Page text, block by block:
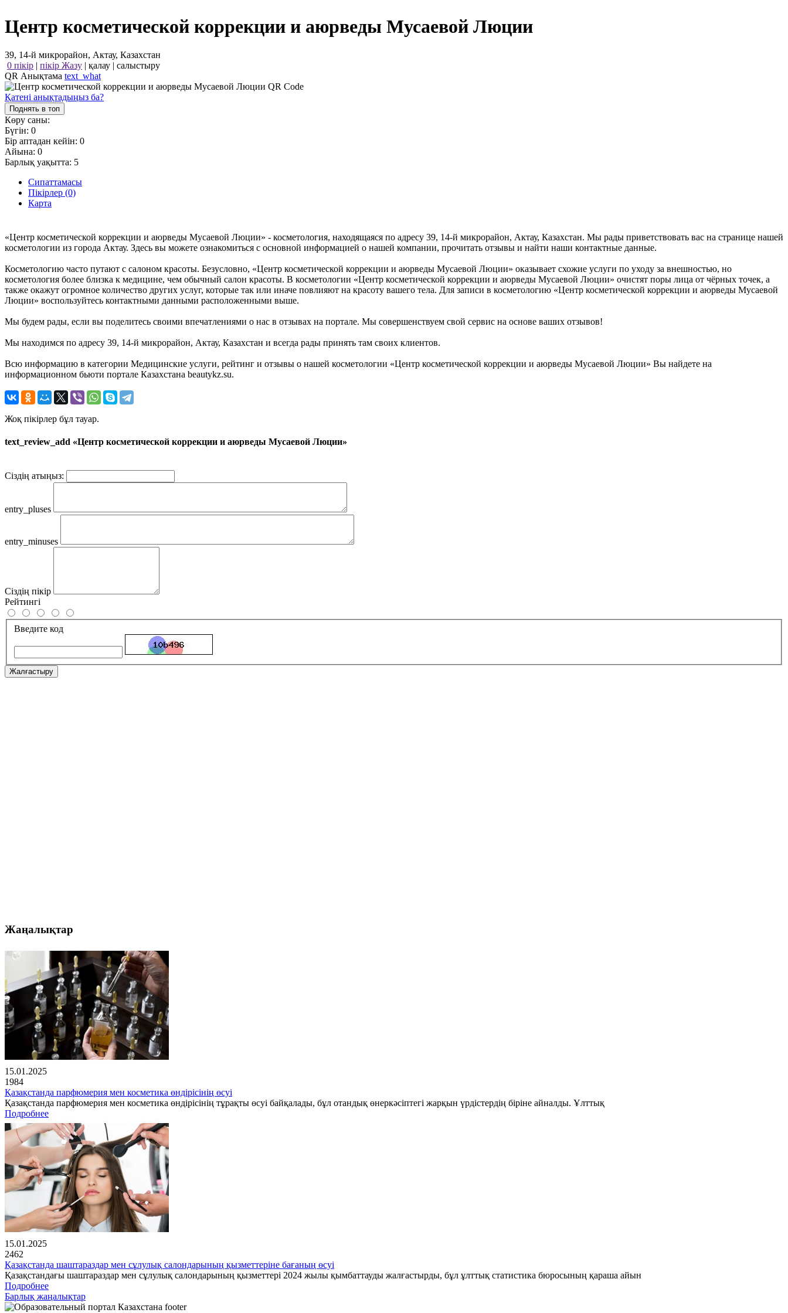
Центр косметической коррекции и аюрведы Мусаевой Люции
39, 14-й микрорайон, Актау, Казахстан
0 пікір | пікір Жазу | қалау | салыстыру
QR Анықтама text_what
Қатені анықтадыңыз ба?
Поднять в топ
Көру саны:
Бүгін: 0
Бір аптадан кейін: 0
Айына: 0
Барлық уақытта: 5
Сипаттамасы
Пікірлер (0)
Карта
«Центр косметической коррекции и аюрведы Мусаевой Люции» - косметология, находящаяся по адресу 39, 14-й микрорайон, Актау, Казахстан. Мы рады приветствовать вас на странице нашей
косметологии из города Актау. Здесь вы можете ознакомиться с основной информацией о нашей компании, прочитать отзывы и найти наши контактные данные.
Косметологию часто путают с салоном красоты. Безусловно, «Центр косметической коррекции и аюрведы Мусаевой Люции» оказывает схожие услуги по уходу за внешностью, но
косметология более близка к медицине, чем обычный салон красоты. В косметологии «Центр косметической коррекции и аюрведы Мусаевой Люции» очистят поры лица от чёрных точек, а
также окажут огромное количество других услуг, которые так или иначе повлияют на красоту вашего тела. Для записи в косметологию «Центр косметической коррекции и аюрведы Мусаевой
Люции» воспользуйтесь контактными данными расположенными выше.
Мы будем рады, если вы поделитесь своими впечатлениями о нас в отзывах на портале. Мы совершенствуем свой сервис на основе ваших отзывов!
Мы находимся по адресу 39, 14-й микрорайон, Актау, Казахстан и всегда рады принять там своих клиентов.
Всю информацию в категории Медицинские услуги, рейтинг и отзывы о нашей косметологии «Центр косметической коррекции и аюрведы Мусаевой Люции» Вы найдете на
информационном бьюти портале Казахстана beautykz.su.
Жоқ пікірлер бұл тауар.
text_review_add «Центр косметической коррекции и аюрведы Мусаевой Люции»
Сіздің атыңыз:
entry_pluses
entry_minuses
Сіздің пікір
Рейтингі
Введите код
Жалғастыру
Жаңалықтар
15.01.2025
1984
Қазақстанда парфюмерия мен косметика өндірісінің өсуі
Қазақстанда парфюмерия мен косметика өндірісінің тұрақты өсуі байқалады, бұл отандық өнеркәсіптегі жарқын үрдістердің біріне айналды. Ұлттық
Подробнее
15.01.2025
2462
Қазақстанда шаштараздар мен сұлулық салондарының қызметтеріне бағаның өсуі
Қазақстандағы шаштараздар мен сұлулық салондарының қызметтері 2024 жылы қымбаттауды жалғастырды, бұл ұлттық статистика бюросының қараша айын
Подробнее
Барлық жаңалықтар